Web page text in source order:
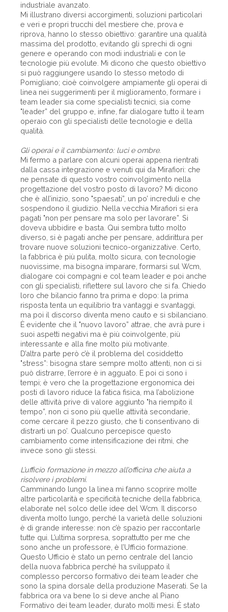
industriale avanzato.
Mi illustrano diversi accorgimenti, soluzioni particolari
e veri e propri trucchi del mestiere che, prova e
riprova, hanno lo stesso obiettivo: garantire una qualità
massima del prodotto, evitando gli sprechi di ogni
genere e operando con modi industriali e con le
tecnologie più evolute. Mi dicono che questo obiettivo
si può raggiungere usando lo stesso metodo di
Pomigliano; cioè coinvolgere ampiamente gli operai di
linea nei suggerimenti per il miglioramento, formare i
team leader sia come specialisti tecnici, sia come
"leader” del gruppo e, infine, far dialogare tutto il team
operaio con gli specialisti delle tecnologie e della
qualità.
Gli operai e il cambiamento: luci e ombre.
Mi fermo a parlare con alcuni operai appena rientrati
dalla cassa integrazione e venuti qui da Mirafiori: che
ne pensate di questo vostro coinvolgimento nella
progettazione del vostro posto di lavoro? Mi dicono
che è all’inizio, sono "spaesati”, un po’ increduli e che
sospendono il giudizio. Nella vecchia Mirafiori si era
pagati "non per pensare ma solo per lavorare”. Si
doveva ubbidire e basta. Qui sembra tutto molto
diverso, si è pagati anche per pensare, addirittura per
trovare nuove soluzioni tecnico-organizzative. Certo,
la fabbrica è più pulita, molto sicura, con tecnologie
nuovissime, ma bisogna imparare, formarsi sul Wcm,
dialogare coi compagni e col team leader e poi anche
con gli specialisti, riflettere sul lavoro che si fa. Chiedo
loro che bilancio fanno tra prima e dopo: la prima
risposta tenta un equilibrio tra vantaggi e svantaggi,
ma poi il discorso diventa meno cauto e si sbilanciano.
È evidente che il "nuovo lavoro” attrae, che avrà pure i
suoi aspetti negativi ma è più coinvolgente, più
interessante e alla fine molto più motivante.
D’altra parte però c’è il problema del cosiddetto
"stress”: bisogna stare sempre molto attenti, non ci si
può distrarre, l’errore è in agguato. E poi ci sono i
tempi; è vero che la progettazione ergonomica dei
posti di lavoro riduce la fatica fisica, ma l’abolizione
delle attività prive di valore aggiunto "ha riempito il
tempo”, non ci sono più quelle attività secondarie,
come cercare il pezzo giusto, che ti consentivano di
distrarti un po’. Qualcuno percepisce questo
cambiamento come intensificazione dei ritmi, che
invece sono gli stessi.
L’ufficio formazione in mezzo all’officina che aiuta a
risolvere i problemi.
Camminando lungo la linea mi fanno scoprire molte
altre particolarità e specificità tecniche della fabbrica,
elaborate nel solco delle idee del Wcm. Il discorso
diventa molto lungo, perché la varietà delle soluzioni
è di grande interesse: non c’è spazio per raccontarle
tutte qui. L’ultima sorpresa, soprattutto per me che
sono anche un professore, è l’Ufficio formazione.
Questo Ufficio è stato un perno centrale del lancio
della nuova fabbrica perché ha sviluppato il
complesso percorso formativo dei team leader che
sono la spina dorsale della produzione Maserati. Se la
fabbrica ora va bene lo si deve anche al Piano
Formativo dei ­team leader, durato molti mesi. È stato